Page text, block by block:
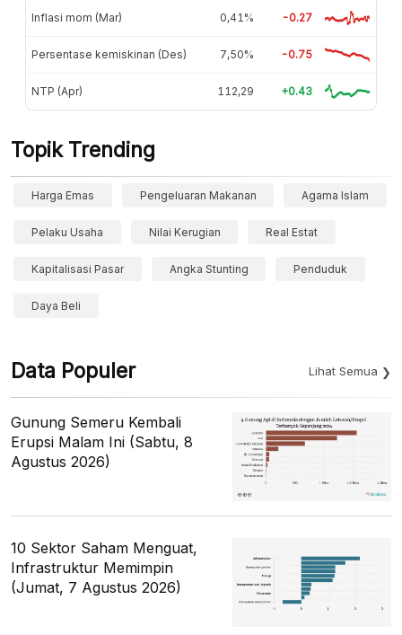
Inflasi mom (Mar) 0,41% -0.27
Persentase kemiskinan (Des) 7,50% -0.75
NTP (Apr) 112,29 +0.43
Topik Trending
Harga Emas Pengeluaran Makanan Agama Islam
Pelaku Usaha Nilai Kerugian Real Estat
Kapitalisasi Pasar Angka Stunting Penduduk
Daya Beli
Data Populer Lihat Semua
Gunung Semeru Kembali
Erupsi Malam Ini (Sabtu, 8
Agustus 2026)
10 Sektor Saham Menguat,
Infrastruktur Memimpin
(Jumat, 7 Agustus 2026)